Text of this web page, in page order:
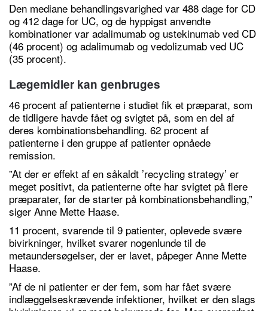
Den mediane behandlingsvarighed var 488 dage for CD
og 412 dage for UC, og de hyppigst anvendte
kombinationer var adalimumab og ustekinumab ved CD
(46 procent) og adalimumab og vedolizumab ved UC
(35 procent).
Lægemidler kan genbruges
46 procent af patienterne i studiet fik et præparat, som
de tidligere havde fået og svigtet på, som en del af
deres kombinationsbehandling. 62 procent af
patienterne i den gruppe af patienter opnåede
remission.
”At der er effekt af en såkaldt ’recycling strategy’ er
meget positivt, da patienterne ofte har svigtet på flere
præparater, før de starter på kombinationsbehandling,”
siger Anne Mette Haase.
11 procent, svarende til 9 patienter, oplevede svære
bivirkninger, hvilket svarer nogenlunde til de
metaundersøgelser, der er lavet, påpeger Anne Mette
Haase.
”Af de ni patienter er der fem, som har fået svære
indlæggelseskrævende infektioner, hvilket er den slags